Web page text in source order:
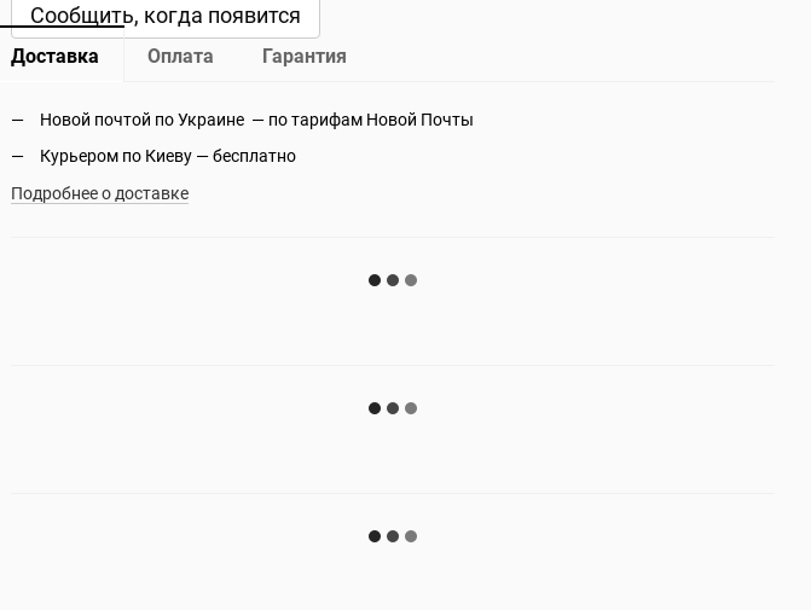
Сообщить, когда появится
Доставка Оплата Гарантия
Новой почтой по Украине — по тарифам Новой Почты
Курьером по Киеву — бесплатно
Подробнее о доставке